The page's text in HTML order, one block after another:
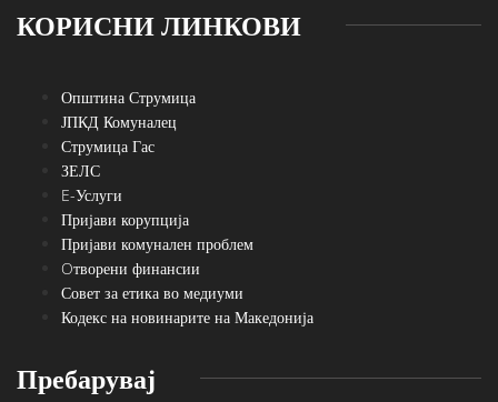
КОРИСНИ ЛИНКОВИ
Општина Струмица
ЈПКД Комуналец
Струмица Гас
ЗЕЛС
E-Услуги
Пријави корупција
Пријави комунален проблем
Oтворени финансии
Совет за етика во медиуми
Кодекс на новинарите на Македонија
Пребарувај